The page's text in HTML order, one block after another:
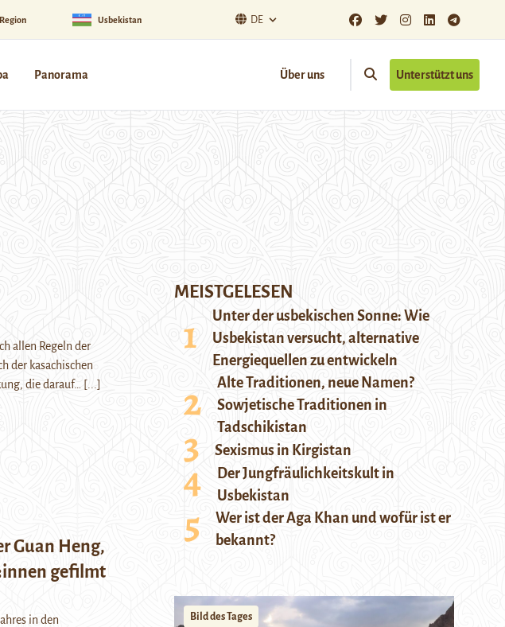
Usbekistan DE
Panorama Über uns Unterstützt uns
allen Regeln der
der kasachischen
die darauf…
[...]
Guan Heng,
gefilmt
in den
MEISTGELESEN
Unter der usbekischen Sonne: Wie
Usbekistan versucht, alternative
Energiequellen zu entwickeln
Alte Traditionen, neue Namen?
Sowjetische Traditionen in
Tadschikistan
Sexismus in Kirgistan
Der Jungfräulichkeitskult in
Usbekistan
Wer ist der Aga Khan und wofür ist er
bekannt?
Bild des Tages